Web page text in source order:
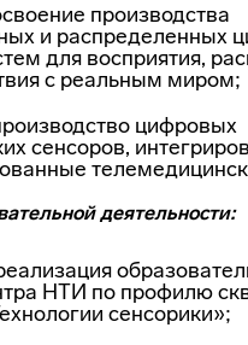
производства
и распределенных
для восприятия,
с реальным миром;
цифровых
сенсоров,
деятельности:
НТИ по профилю
сенсорики»;